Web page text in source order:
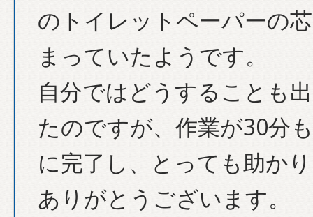
のトイレットペーパーの
まっていたようです。
自分ではどうすることも
たのですが、作業が30分
に完了し、とっても助か
ありがとうございます。